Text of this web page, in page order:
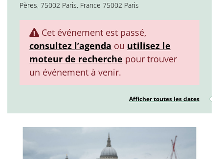
Pères, 75002 Paris, France 75002 Paris
Cet événement est passé,
consultez l’agenda ou utilisez le
moteur de recherche pour trouver
un événement à venir.
Afficher toutes les dates